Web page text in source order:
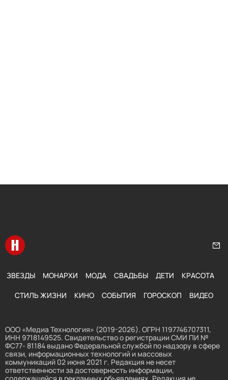
Перейти на главную
ЗВЕЗДЫ МОНАРХИ МОДА СВАДЬБЫ ДЕТИ КРАСОТА
СТИЛЬ ЖИЗНИ КИНО СОБЫТИЯ ГОРОСКОП ВИДЕО
ООО «Медиа Технология» (2019-2026). ОГРН 1197746707311,
ИНН 9718149525. Свидетельство о регистрации СМИ ПИ №
ФС77- 81184 выдано Федеральной службой по надзору в сфере
связи, информационных технологий и массовых
коммуникаций 02 июня 2021 г. Редакция не несет
ответственности за достоверность информации,